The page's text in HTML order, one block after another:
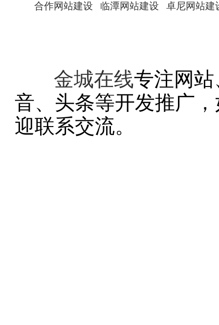
合作网站建设 临潭网站建设 卓尼网站建
金城在线专注网
音、头条等开发推广
迎联系交流。